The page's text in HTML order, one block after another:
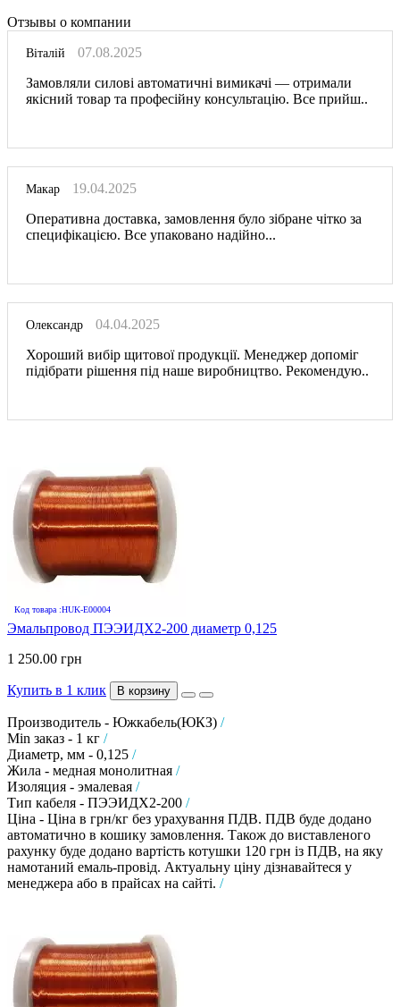
Отзывы о компании
Віталій
07.08.2025
Замовляли силові автоматичні вимикачі — отримали
якісний товар та професійну консультацію. Все прийш..
Макар
19.04.2025
Оперативна доставка, замовлення було зібране чітко за
специфікацією. Все упаковано надійно...
Олександр
04.04.2025
Хороший вибір щитової продукції. Менеджер допоміг
підібрати рішення під наше виробництво. Рекомендую..
Код товара :HUK-E00004
Эмальпровод ПЭЭИДХ2-200 диаметр 0,125
1 250.00 грн
Купить в 1 клик В корзину
Производитель - Южкабель(ЮКЗ) /
Min заказ - 1 кг /
Диаметр, мм - 0,125 /
Жила - медная монолитная /
Изоляция - эмалевая /
Тип кабеля - ПЭЭИДХ2-200 /
Ціна - Ціна в грн/кг без урахування ПДВ. ПДВ буде додано
автоматично в кошику замовлення. Також до виставленого
рахунку буде додано вартість котушки 120 грн із ПДВ, на яку
намотаний емаль-провід. Актуальну ціну дізнавайтеся у
менеджера або в прайсах на сайті. /